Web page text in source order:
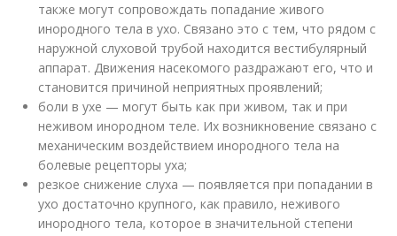
также могут сопровождать попадание живого
инородного тела в ухо. Связано это с тем, что рядом с
наружной слуховой трубой находится вестибулярный
аппарат. Движения насекомого раздражают его, что и
становится причиной неприятных проявлений;
боли в ухе — могут быть как при живом, так и при
неживом инородном теле. Их возникновение связано с
механическим воздействием инородного тела на
болевые рецепторы уха;
резкое снижение слуха — появляется при попадании в
ухо достаточно крупного, как правило, неживого
инородного тела, которое в значительной степени